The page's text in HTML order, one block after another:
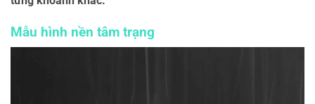
Mẫu hình nền tâm trạng